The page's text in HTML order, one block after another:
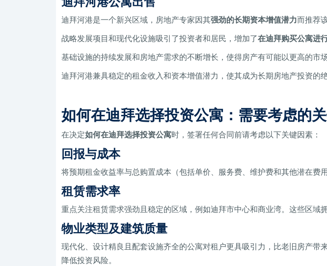
迪拜河港是一个新兴区域，房地产专家因其强劲的长期资本增值潜力而推荐
战略发展项目和现代化设施吸引了投资者和居民，增加了在迪拜购买公寓进
基础设施的持续发展和房地产需求的不断增长，使得房产有可能以更高的市
迪拜河港兼具稳定的租金收入和资本增值潜力，使其成为长期房地产投资的绝
如何在迪拜选择投资公寓：需要考虑的
在决定如何在迪拜选择投资公寓时，签署任何合同前请考虑以下关键因素：
回报与成本
将预期租金收益率与总购置成本（包括单价、服务费、维护费和其他潜在费
租赁需求率
重点关注租赁需求强劲且稳定的区域，例如迪拜市中心和商业湾。这些区域
物业类型及建筑质量
现代化、设计精良且配套设施齐全的公寓对租户更具吸引力，比老旧房产
降低投资风险。